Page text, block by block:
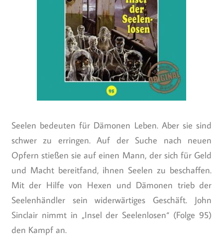
Seelen bedeuten für Dämonen Leben. Aber sie sind
schwer zu erringen. Auf der Suche nach neuen
Opfern stießen sie auf einen Mann, der sich für Geld
und Macht bereitfand, ihnen Seelen zu beschaffen.
Mit der Hilfe von Hexen und Dämonen trieb der
Seelenhändler sein widerwärtiges Geschäft. John
Sinclair nimmt in „Insel der Seelenlosen“ (Folge 95)
den Kampf an.